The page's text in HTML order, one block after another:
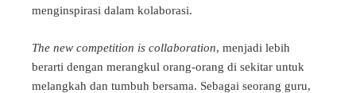
menginspirasi dalam kolaborasi.
The new competition is collaboration, menjadi lebih
berarti dengan merangkul orang-orang di sekitar untuk
melangkah dan tumbuh bersama. Sebagai seorang guru,